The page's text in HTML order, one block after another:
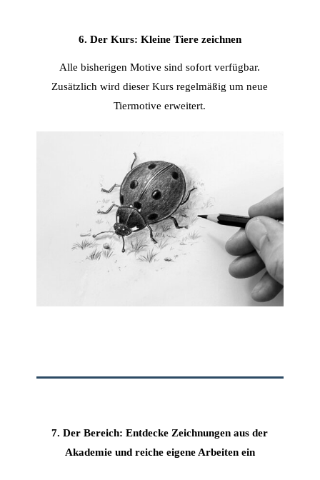
6. Der Kurs: Kleine Tiere zeichnen
Alle bisherigen Motive sind sofort verfügbar.
Zusätzlich wird dieser Kurs regelmäßig um neue
Tiermotive erweitert.
7. Der Bereich: Entdecke Zeichnungen aus der
Akademie und reiche eigene Arbeiten ein